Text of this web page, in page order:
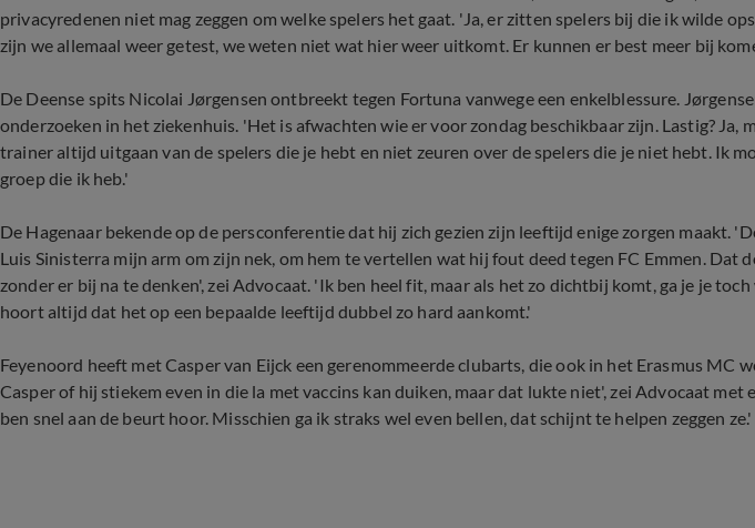
privacyredenen niet mag zeggen om welke spelers het gaat. 'Ja, er zitten spelers bij die ik wilde
zijn we allemaal weer getest, we weten niet wat hier weer uitkomt. Er kunnen er best meer bij
De Deense spits Nicolai Jørgensen ontbreekt tegen Fortuna vanwege een enkelblessure.
onderzoeken in het ziekenhuis. 'Het is afwachten wie er voor zondag beschikbaar zijn. Lastig? Ja,
trainer altijd uitgaan van de spelers die je hebt en niet zeuren over de spelers die je niet hebt. Ik
groep die ik heb.'
De Hagenaar bekende op de persconferentie dat hij zich gezien zijn leeftijd enige zorgen maakt.
Luis Sinisterra mijn arm om zijn nek, om hem te vertellen wat hij fout deed tegen FC Emmen. Dat
zonder er bij na te denken', zei Advocaat. 'Ik ben heel fit, maar als het zo dichtbij komt, ga je je toch
hoort altijd dat het op een bepaalde leeftijd dubbel zo hard aankomt.'
Feyenoord heeft met Casper van Eijck een gerenommeerde clubarts, die ook in het Erasmus MC
Casper of hij stiekem even in die la met vaccins kan duiken, maar dat lukte niet', zei Advocaat met
ben snel aan de beurt hoor. Misschien ga ik straks wel even bellen, dat schijnt te helpen zeggen ze.'